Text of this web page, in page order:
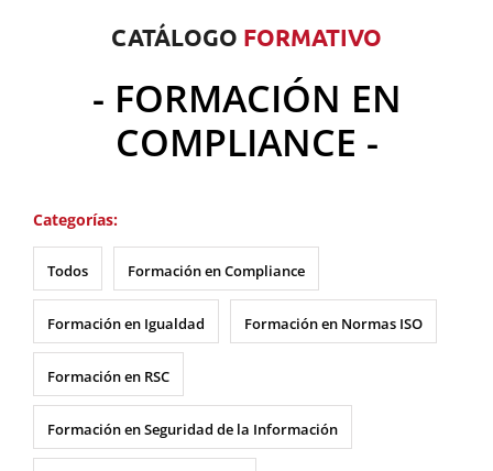
CATÁLOGO FORMATIVO
- FORMACIÓN EN
COMPLIANCE -
Categorías:
Todos Formación en Compliance
Formación en Igualdad Formación en Normas ISO
Formación en RSC
Formación en Seguridad de la Información